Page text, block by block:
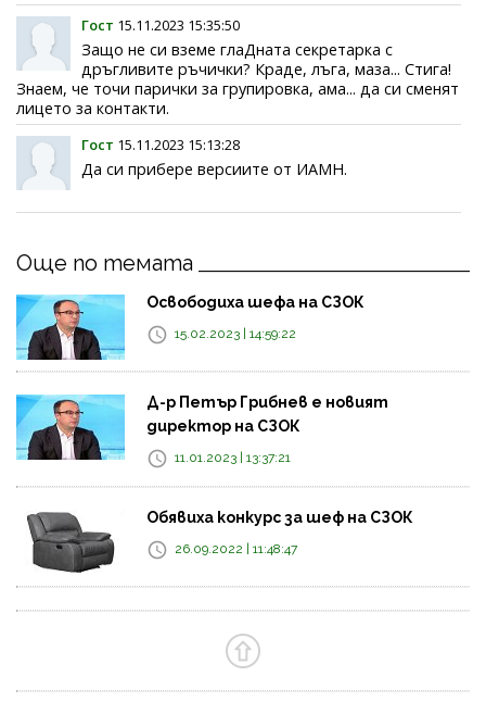
Гост 15.11.2023 15:35:50
Защо не си вземе глаДната секретарка с
дръгливите ръчички? Краде, лъга, маза... Стига!
Знаем, че точи парички за групировка, ама... да си сменят
лицето за контакти.
Гост 15.11.2023 15:13:28
Да си прибере версиите от ИАМН.
Още по темата
Освободиха шефа на СЗОК
15.02.2023 | 14:59:22
Д-р Петър Грибнев е новият
директор на СЗОК
11.01.2023 | 13:37:21
Обявиха конкурс за шеф на СЗОК
26.09.2022 | 11:48:47